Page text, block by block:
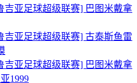
吉亚足球超级联赛] 巴图米戴拿
吉亚足球超级联赛] 古泰斯鱼雷
吉亚足球超级联赛] 巴图米戴拿
1999